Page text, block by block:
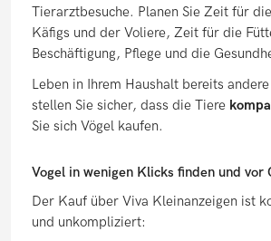
Tierarztbesuche. Planen Sie Zeit für
Käfigs und der Voliere, Zeit für die
Beschäftigung, Pflege und die
Leben in Ihrem Haushalt bereits
stellen Sie sicher, dass die Tiere
Sie sich Vögel kaufen.
Vogel in wenigen Klicks finden und vor
Der Kauf über Viva Kleinanzeigen ist
und unkompliziert: